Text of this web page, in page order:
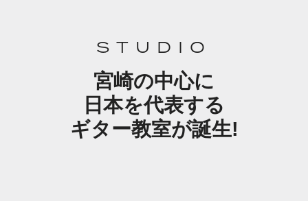
STUDIO
宮崎の中心に
日本を代表する
ギター教室が誕生!